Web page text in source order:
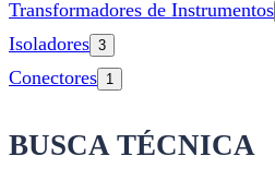
Transformadores de Instrumentos
Isoladores 3
Conectores 1
BUSCA TÉCNICA